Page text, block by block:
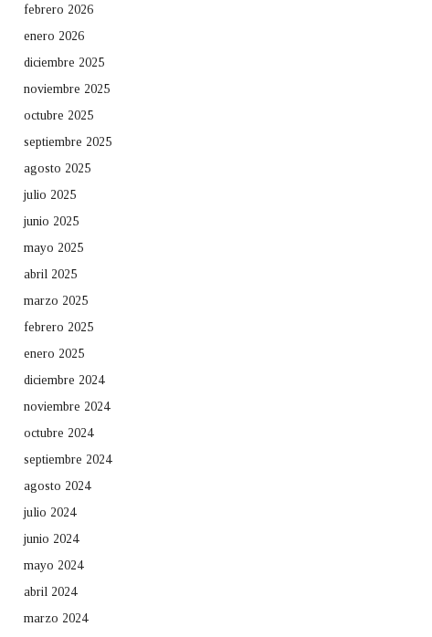
febrero 2026
enero 2026
diciembre 2025
noviembre 2025
octubre 2025
septiembre 2025
agosto 2025
julio 2025
junio 2025
mayo 2025
abril 2025
marzo 2025
febrero 2025
enero 2025
diciembre 2024
noviembre 2024
octubre 2024
septiembre 2024
agosto 2024
julio 2024
junio 2024
mayo 2024
abril 2024
marzo 2024